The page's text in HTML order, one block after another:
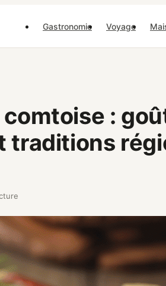
Gastronomie Voyage
:
traditions